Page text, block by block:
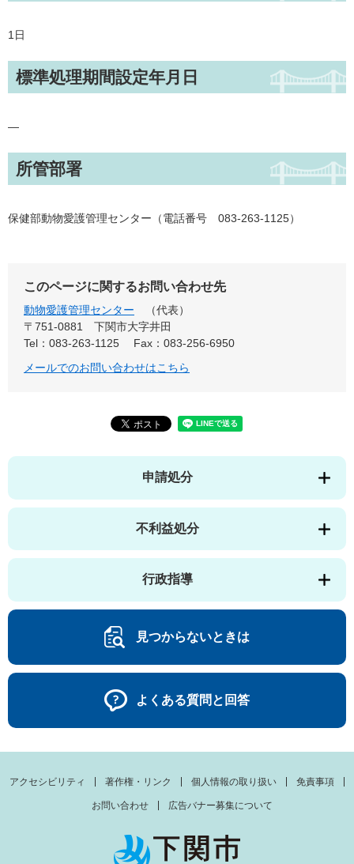
1日
標準処理期間設定年月日
—
所管部署
保健部動物愛護管理センター（電話番号 083-263-1125）
このページに関するお問い合わせ先
動物愛護管理センター
代表
〒751-0881
下関市大字井田
Tel：083-263-1125
Fax：083-256-6950
メールでのお問い合わせはこちら
申請処分
不利益処分
行政指導
見つからないときは
よくある質問と回答
アクセシビリティ 著作権・リンク 個人情報の取り扱い 免責事項
お問い合わせ 広告バナー募集について